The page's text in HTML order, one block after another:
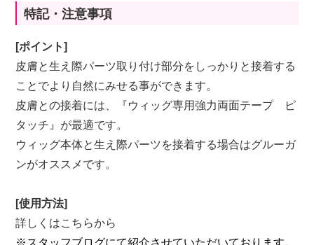
特記・注意事項
[ポイント]
皮膚と生え際パーツ取り付け部分をしっかりと接着する
ことでより自然にみせる事ができます。
皮膚との接着には、『ウィッグ専用強力両面テープ ピ
タッチ 』が最適です。
ウィッグ本体と生え際パーツを接着する場合はグルーガ
ンがオススメです。
[使用方法]
詳しくはこちらから